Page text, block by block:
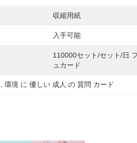
収縮用紙
入手可能
110000セット/セット/日
ュカード
, 環境 に 優しい 成人 の 質問 カード